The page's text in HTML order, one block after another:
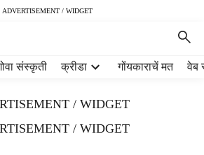
ADVERTISEMENT / WIDGET
संस्कृती क्रीडा गोंयकाराचें मत वेब
/ WIDGET
/ WIDGET